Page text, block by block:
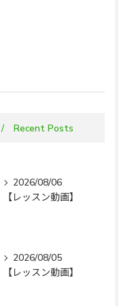
Recent Posts
2026/08/06
【レッスン動画】
2026/08/05
【レッスン動画】